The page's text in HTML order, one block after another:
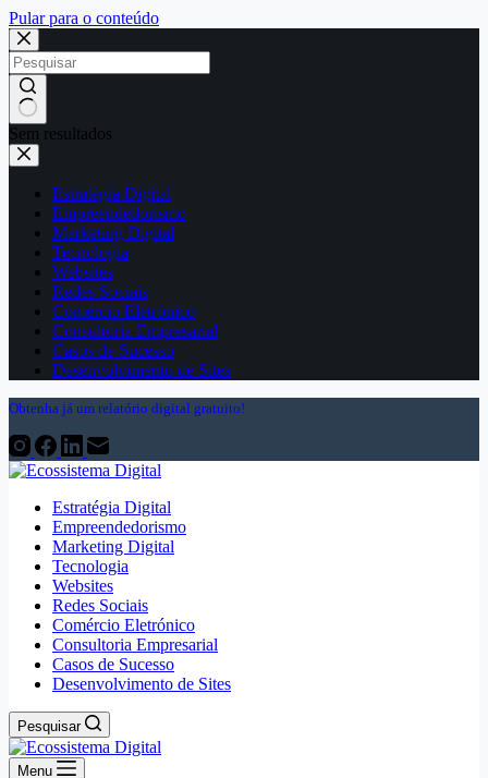
Pular para o conteúdo
Sem resultados
Estratégia Digital
Empreendedorismo
Marketing Digital
Tecnologia
Websites
Redes Sociais
Comércio Eletrónico
Consultoria Empresarial
Casos de Sucesso
Desenvolvimento de Sites
Obtenha já um relatório digital gratuito!
Estratégia Digital
Empreendedorismo
Marketing Digital
Tecnologia
Websites
Redes Sociais
Comércio Eletrónico
Consultoria Empresarial
Casos de Sucesso
Desenvolvimento de Sites
Pesquisar
Menu